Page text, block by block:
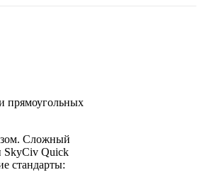
прямоугольных
Сложный
SkyCiv Quick
стандарты: